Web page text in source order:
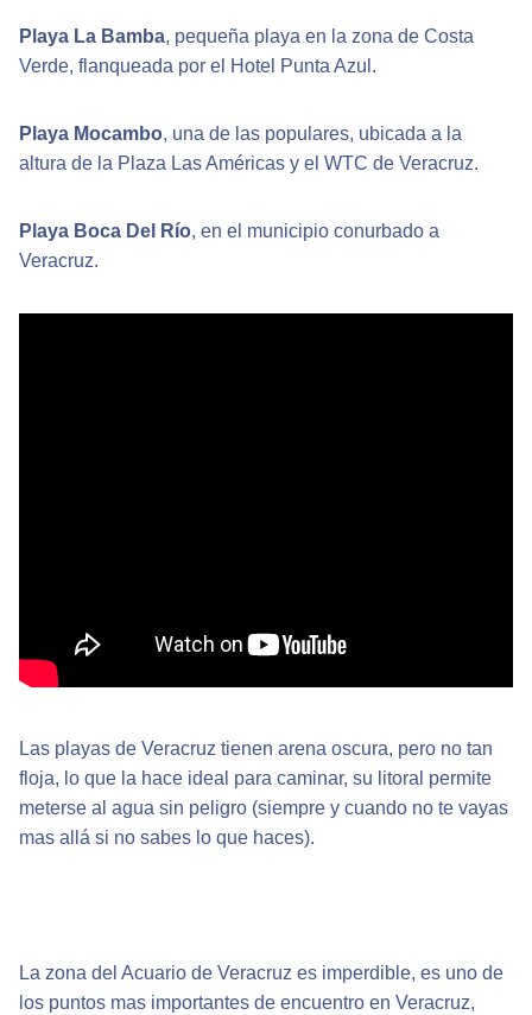
Playa La Bamba, pequeña playa en la zona de Costa
Verde, flanqueada por el Hotel Punta Azul.
Playa Mocambo, una de las populares, ubicada a la
altura de la Plaza Las Américas y el WTC de Veracruz.
Playa Boca Del Río, en el municipio conurbado a
Veracruz.
Las playas de Veracruz tienen arena oscura, pero no tan
floja, lo que la hace ideal para caminar, su litoral permite
meterse al agua sin peligro (siempre y cuando no te vayas
mas allá si no sabes lo que haces).
La zona del Acuario de Veracruz es imperdible, es uno de
los puntos mas importantes de encuentro en Veracruz,